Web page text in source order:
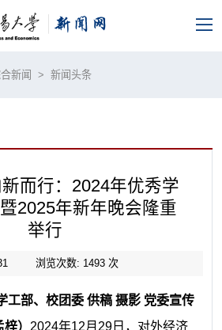
新闻 >新闻头条
而行：2024年优秀学
2025年新年晚会隆重
举行
浏览次数: 1493次
工部、校团委 供稿 摄影 党委宣传
） 2024年12月29日，对外经济